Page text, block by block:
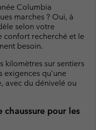
Columbia
marches ? Oui, à
selon votre
confort recherché et le
besoin.
kilomètres sur sentiers
exigences qu’une
avec du dénivelé ou
chaussure pour les